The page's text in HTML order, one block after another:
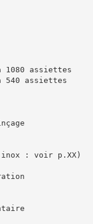
1080 assiettes
540 assiettes
: voir p.XX)